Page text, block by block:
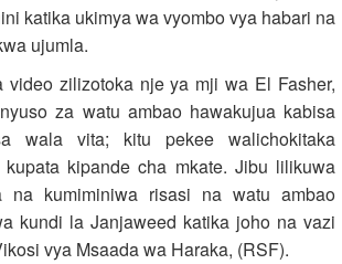
katika ukimya wa vyombo vya habari na
ujumla.
video zilizotoka nje ya mji wa El Fasher,
za watu ambao hawakujua kabisa
wala vita; kitu pekee walichokitaka
kipande cha mkate. Jibu lilikuwa
na kumiminiwa risasi na watu ambao
kundi la Janjaweed katika joho na vazi
vya Msaada wa Haraka, (RSF).